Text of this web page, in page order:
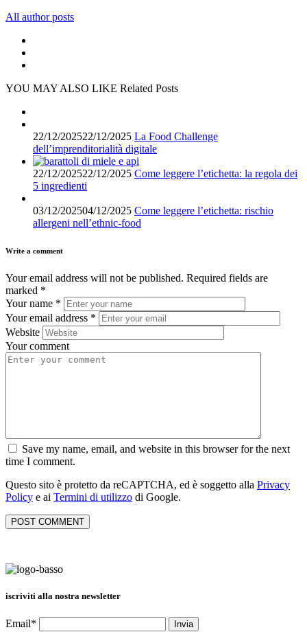
All author posts
YOU MAY ALSO LIKE Related Posts
22/12/202522/12/2025 La Food Challenge
dell’imprenditorialità digitale
22/12/202522/12/2025 Come leggere l’etichetta: la regola dei
5 ingredienti
03/12/202504/12/2025 Come leggere l’etichetta: rischio
allergeni nell’ethnic-food
Write a comment
Your email address will not be published. Required fields are
marked *
Your name *
Your email address *
Website
Your comment
Save my name, email, and website in this browser for the next
time I comment.
Questo sito è protetto da reCAPTCHA, ed è soggetto alla Privacy
Policy e ai Termini di utilizzo di Google.
iscriviti alla nostra newsletter
Email*